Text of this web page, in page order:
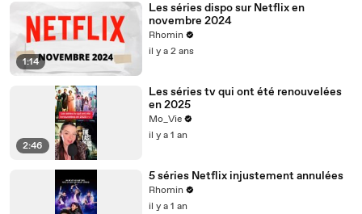
1:14
Les séries dispo sur Netflix en
novembre 2024
Rhomin
il y a 2 ans
2:46
Les séries tv qui ont été renouvelées
en 2025
Mo_Vie
il y a 1 an
5 séries Netflix injustement annulées
Rhomin
il y a 1 an